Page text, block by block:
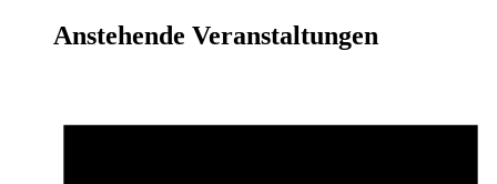
Anstehende Veranstaltungen